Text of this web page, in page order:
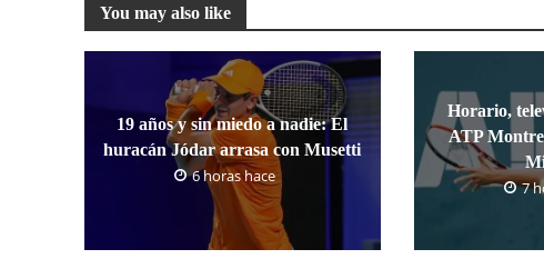
You may also like
19 años y sin miedo a nadie: El
huracán Jódar arrasa con Musetti
6 horas hace
Horario,
ATP
7